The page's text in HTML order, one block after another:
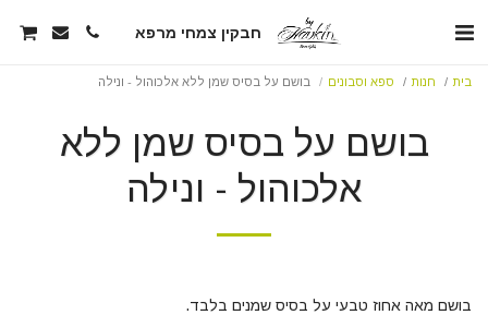
חבקין צמחי מרפא
בית חנות ספא וסבונים בושם על בסיס שמן ללא אלכוהול - ונילה
בושם על בסיס שמן ללא
אלכוהול - ונילה